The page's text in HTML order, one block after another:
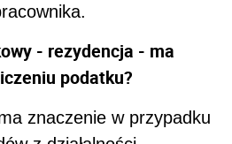
- rezydencja - ma
podatku?
znaczenie w przypadku